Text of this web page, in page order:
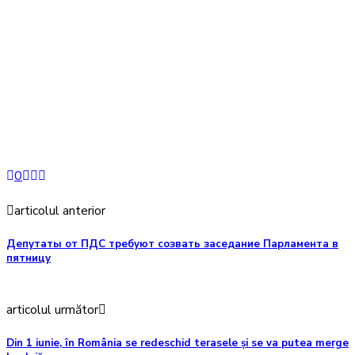
0
articolul anterior
Депутаты от ПДС требуют созвать заседание Парламента в
пятницу
articolul următor
Din 1 iunie, în România se redeschid terasele și se va putea merge